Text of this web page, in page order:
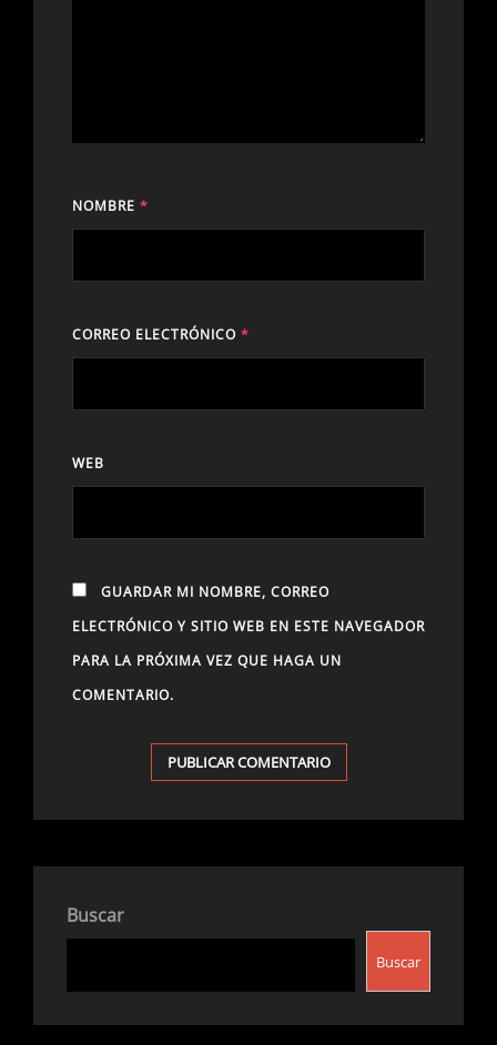
NOMBRE *
CORREO ELECTRÓNICO *
WEB
GUARDAR MI NOMBRE, CORREO
ELECTRÓNICO Y SITIO WEB EN ESTE NAVEGADOR
PARA LA PRÓXIMA VEZ QUE HAGA UN
COMENTARIO.
Buscar
Buscar